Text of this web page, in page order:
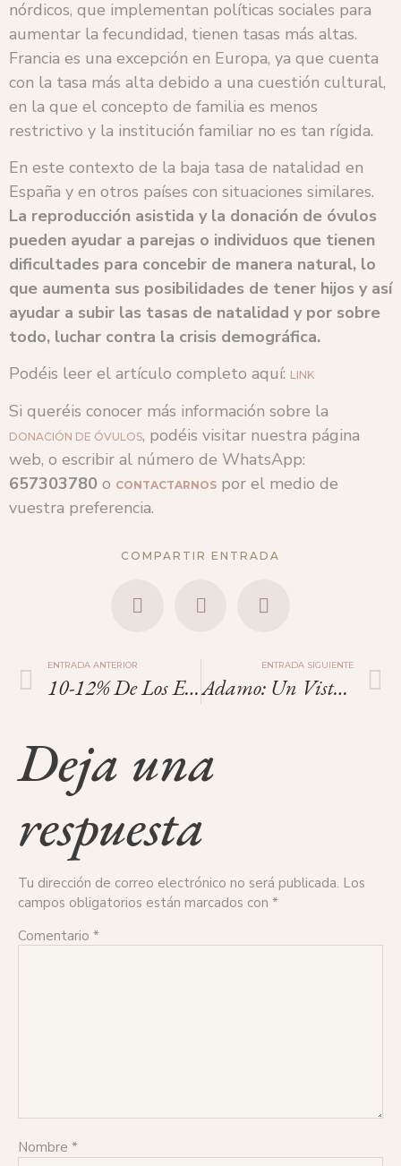
nórdicos, que implementan políticas sociales para
aumentar la fecundidad, tienen tasas más altas.
Francia es una excepción en Europa, ya que cuenta
con la tasa más alta debido a una cuestión cultural,
en la que el concepto de familia es menos
restrictivo y la institución familiar no es tan rígida.
En este contexto de la baja tasa de natalidad en
España y en otros países con situaciones similares.
La reproducción asistida y la donación de óvulos
pueden ayudar a parejas o individuos que tienen
dificultades para concebir de manera natural, lo
que aumenta sus posibilidades de tener hijos y así
ayudar a subir las tasas de natalidad y por sobre
todo, luchar contra la crisis demográfica.
Podéis leer el artículo completo aquí: LINK
Si queréis conocer más información sobre la
DONACIÓN DE ÓVULOS, podéis visitar nuestra página
web, o escribir al número de WhatsApp:
657303780 o CONTACTARNOS por el medio de
vuestra preferencia.
COMPARTIR ENTRADA
ENTRADA ANTERIOR
10-12% De Los Embarazos En Pitiusas Son Por Reproducción Asistida.
ENTRADA SIGUIENTE
Adamo: Un Vistazo Al Futuro Sin Niños.
Deja una
respuesta
Tu dirección de correo electrónico no será publicada. Los
campos obligatorios están marcados con *
Comentario *
Nombre *